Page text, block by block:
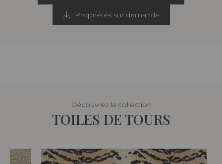
Propriétés sur demande
Découvrez la collection
TOILES DE TOURS